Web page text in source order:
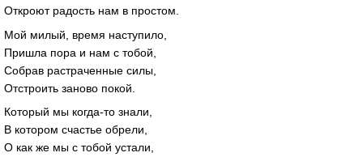
Откроют радость нам в простом.
Мой милый, время наступило,
Пришла пора и нам с тобой,
Собрав растраченные силы,
Отстроить заново покой.
Который мы когда-то знали,
В котором счастье обрели,
О как же мы с тобой устали,